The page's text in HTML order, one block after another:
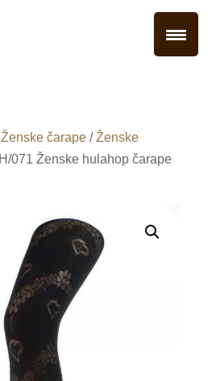
Ženske čarape/Ženske
071 Ženske hulahop čarape